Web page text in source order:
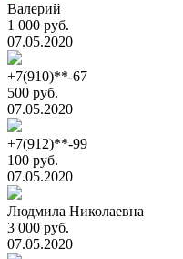
Валерий
1 000 руб.
07.05.2020
+7(910)**-67
500 руб.
07.05.2020
+7(912)**-99
100 руб.
07.05.2020
Людмила Николаевна
3 000 руб.
07.05.2020